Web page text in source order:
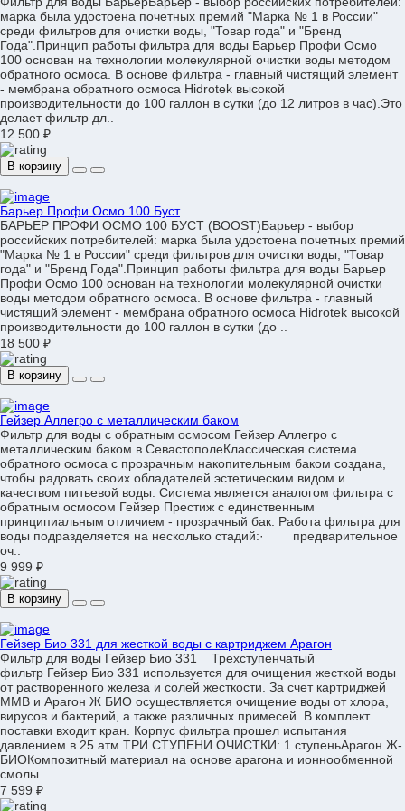
марка была удостоена почетных премий "Марка № 1 в России"
среди фильтров для очистки воды, "Товар года" и "Бренд
Года".Принцип работы фильтра для воды Барьер Профи Осмо
100 основан на технологии молекулярной очистки воды методом
обратного осмоса. В основе фильтра - главный чистящий элемент
- мембрана обратного осмоса Hidrotek высокой
производительности до 100 галлон в сутки (до 12 литров в час).Это
делает фильтр дл..
12 500 ₽
В корзину
Барьер Профи Осмо 100 Буст
БАРЬЕР ПРОФИ ОСМО 100 БУСТ (BOOST)Барьер - выбор
российских потребителей: марка была удостоена почетных премий
"Марка № 1 в России" среди фильтров для очистки воды, "Товар
года" и "Бренд Года".Принцип работы фильтра для воды Барьер
Профи Осмо 100 основан на технологии молекулярной очистки
воды методом обратного осмоса. В основе фильтра - главный
чистящий элемент - мембрана обратного осмоса Hidrotek высокой
производительности до 100 галлон в сутки (до ..
18 500 ₽
В корзину
Гейзер Аллегро с металлическим баком
Фильтр для воды с обратным осмосом Гейзер Аллегро с
металлическим баком в СевастополеКлассическая система
обратного осмоса с прозрачным накопительным баком создана,
чтобы радовать своих обладателей эстетическим видом и
качеством питьевой воды. Система является аналогом фильтра с
обратным осмосом Гейзер Престиж с единственным
принципиальным отличием - прозрачный бак. Работа фильтра для
воды подразделяется на несколько стадий:· предварительное
оч..
9 999 ₽
В корзину
Гейзер Био 331 для жесткой воды с картриджем Арагон
Фильтр для воды Гейзер Био 331 Трехступенчатый
фильтр Гейзер Био 331 используется для очищения жесткой воды
от растворенного железа и солей жесткости. За счет картриджей
ММВ и Арагон Ж БИО осуществляется очищение воды от хлора,
вирусов и бактерий, а также различных примесей. В комплект
поставки входит кран. Корпус фильтра прошел испытания
давлением в 25 атм.ТРИ СТУПЕНИ ОЧИСТКИ: 1 ступеньАрагон Ж-
БИОКомпозитный материал на основе арагона и ионнообменной
смолы..
7 599 ₽